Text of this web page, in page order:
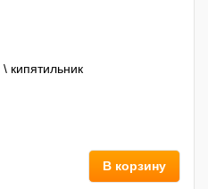
\ кипятильник
В корзину